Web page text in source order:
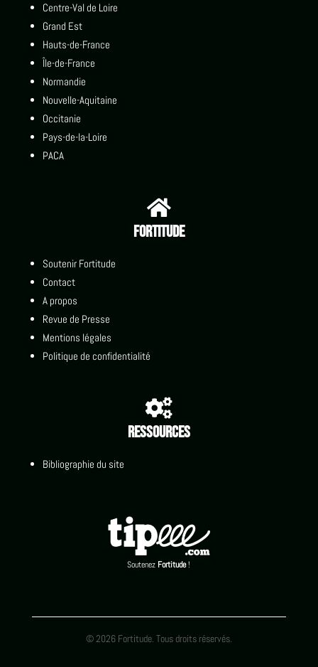
Centre-Val de Loire
Grand Est
Hauts-de-France
Île-de-France
Normandie
Nouvelle-Aquitaine
Occitanie
Pays-de-la-Loire
PACA

Fortitude
Soutenir Fortitude
Contact
A propos
Revue de Presse
Mentions légales
Politique de confidentialité

Ressources
Bibliographie du site
Soutenez Fortitude!
© 2026 Fortitude. Tous droits réservés.